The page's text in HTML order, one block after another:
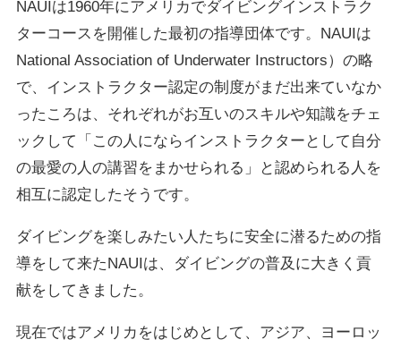
NAUIは1960年にアメリカでダイビングインストラク
ターコースを開催した最初の指導団体です。NAUIは
National Association of Underwater Instructors）の略
で、インストラクター認定の制度がまだ出来ていなか
ったころは、それぞれがお互いのスキルや知識をチェ
ックして「この人にならインストラクターとして自分
の最愛の人の講習をまかせられる」と認められる人を
相互に認定したそうです。
ダイビングを楽しみたい人たちに安全に潜るための指
導をして来たNAUIは、ダイビングの普及に大きく貢
献をしてきました。
現在ではアメリカをはじめとして、アジア、ヨーロッ